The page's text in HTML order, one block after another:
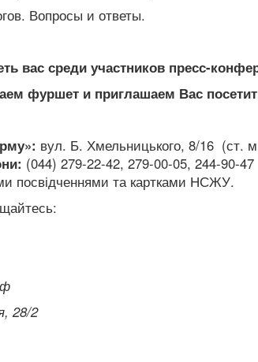
Вопросы и ответы.
вас среди участников пресс-
фуршет и приглашаем Вас
вул. Б. Хмельницького, 8/16 (ст.
(044) 279-22-42, 279-00-05, 244-90-47
посвідченнями та картками НСЖУ.
28/2